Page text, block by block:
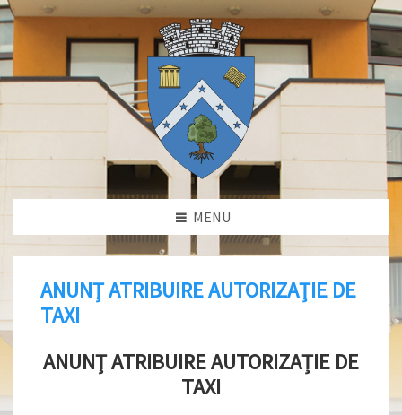
MENU
ANUNŢ ATRIBUIRE AUTORIZAȚIE DE
TAXI
ANUNŢ ATRIBUIRE AUTORIZAȚIE DE
TAXI